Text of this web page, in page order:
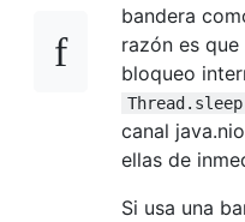
bandera
razón es
bloqueo
Thread.sleep
canal
ellas de
Si usa una